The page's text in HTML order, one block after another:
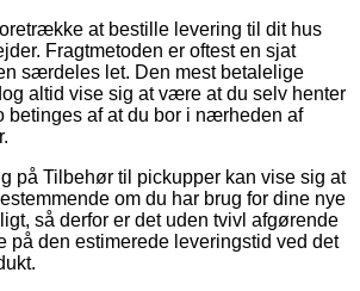
at bestille levering til dit hus
Fragtmetoden er oftest en sjat
særdeles let. Den mest betalelige
altid vise sig at være at du selv henter
betinges af at du bor i nærheden af
på Tilbehør til pickupper kan vise sig at
om du har brug for dine nye
så derfor er det uden tvivl afgørende
på den estimerede leveringstid ved det